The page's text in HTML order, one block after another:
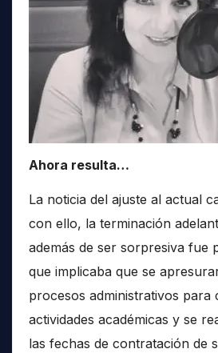
Ahora resulta…
La noticia del ajuste al actual
con ello, la terminación
además de ser sorpresiva fue
que implicaba que se
procesos administrativos para
actividades académicas y se
las fechas de contratación de